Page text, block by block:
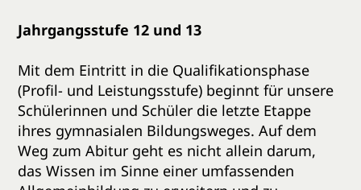
Jahrgangsstufe 12 und 13
Mit dem Eintritt in die Qualifikationsphase
(Profil- und Leistungsstufe) beginnt für unsere
Schülerinnen und Schüler die letzte Etappe
ihres gymnasialen Bildungsweges. Auf dem
Weg zum Abitur geht es nicht allein darum,
das Wissen im Sinne einer umfassenden